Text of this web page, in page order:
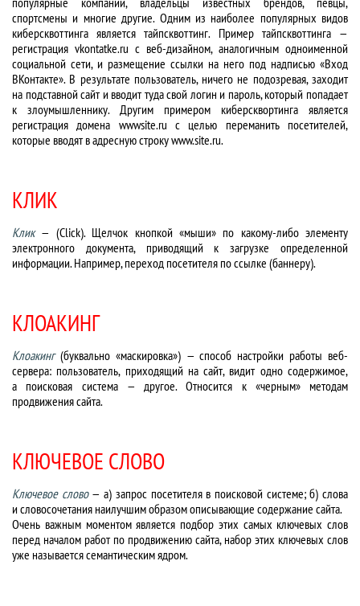
спортсмены и многие другие. Одним из наиболее популярных видов
киберсквоттинга является тайпсквоттинг. Пример тайпсквоттинга —
регистрация vkontatke.ru с веб-дизайном, аналогичным одноименной
социальной сети, и размещение ссылки на него под надписью «Вход
ВКонтакте». В результате пользователь, ничего не подозревая, заходит
на подставной сайт и вводит туда свой логин и пароль, который попадает
к злоумышленнику. Другим примером киберсквортинга является
регистрация домена wwwsite.ru с целью переманить посетителей,
которые вводят в адресную строку www.site.ru.
КЛИК
Клик— (Click). Щелчок кнопкой «мыши» по какому-либо элементу
электронного документа, приводящий к загрузке определенной
информации. Например, переход посетителя по ссылке (баннеру).
КЛОАКИНГ
Клоакинг(буквально «маскировка») — способ настройки работы веб-
сервера: пользователь, приходящий на сайт, видит одно содержимое,
а поисковая система — другое. Относится к «черным» методам
продвижения сайта.
КЛЮЧЕВОЕ СЛОВО
Ключевое слово— а) запрос посетителя в поисковой системе; б) слова
и словосочетания наилучшим образом описывающие содержание сайта.
Очень важным моментом является подбор этих самых ключевых слов
перед началом работ по продвижению сайта, набор этих ключевых слов
уже называется семантическим ядром.